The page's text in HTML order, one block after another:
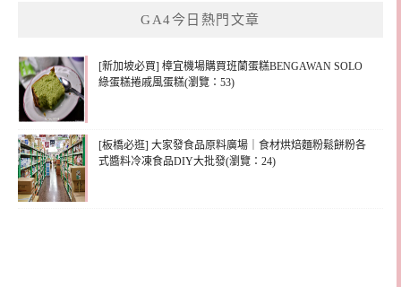
GA4今日熱門文章
[新加坡必買] 樟宜機場購買班蘭蛋糕BENGAWAN SOLO
綠蛋糕捲戚風蛋糕(瀏覽：53)
[板橋必逛] 大家發食品原料廣場｜食材烘焙麵粉鬆餅粉各
式醬料冷凍食品DIY大批發(瀏覽：24)